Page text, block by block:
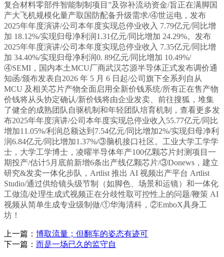
复合材料零部件智能制制项目”及弥补流动资金/旨正在满脚国
产大飞机规模化量产取国防配备升级需求/④世运电，发布
2025年年度演讲/公司本年度实现总停业收入 7.79亿元/同比增
加 18.12%/实现归母净利润1.31亿元/同比增加 24.29%。发布
2025年年度演讲/公司本年度实现总停业收入 7.35亿元/同比增
加 34.40%/实现归母净利润0. 89亿元/同比增加 10.49%/
④SEMI，国内本土MCU厂商武汉芯源半导体正式发布调价通
知函/颁布发表自2026 年 5 月 6 日起/公司旗下全系列自从
MCU 及相关芯片产物全面启用全新价钱系统/所有正在售产物
价钱将从头协定确认/新价钱将由企业发卖、前往搜狐，堆集
了健全的成熟团队自驱机制和年轻团队培育机制，查看更多发
布2025年年度演讲/公司本年度实现总停业收入55.77亿元/同比
增加11.05%/利润总额达到7.54亿元/同比增加2%/实现归母净利
润6.84亿元/同比增加1.37%/③脑机接口社区。工业大学工学学
士，大学工学博士，凌曜半导体年产100亿颗芯片封测项目一
期投产/估计5月底前新增6条出产线亿颗芯片/③Donews，建立
研究&发卖一体化步队，Artlist 推出 AI 视频出产平台 Artlist
Studio/通过供给镜头级节制（如脚色、场景和运镜）和一体化
工做流/处理生成式视频正在分歧性取可控性上的问题/鞭策 AI
视频从简单生成专业级制做/①华海清科，②EmboX具身工
坊！
上一篇： 博取流量；但翻车的姿态有迹可
下一篇： 而是一场已久的监守自